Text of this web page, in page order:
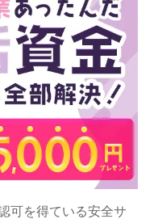
可を得ている安全サ